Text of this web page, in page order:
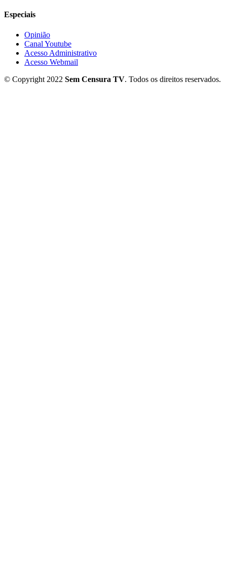
Especiais
Opinião
Canal Youtube
Acesso Administrativo
Acesso Webmail
© Copyright 2022 Sem Censura TV. Todos os direitos reservados.